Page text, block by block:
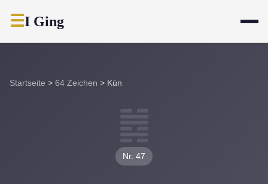
☰I Ging
Startseite > 64 Zeichen > Kùn
䷮
Nr. 47